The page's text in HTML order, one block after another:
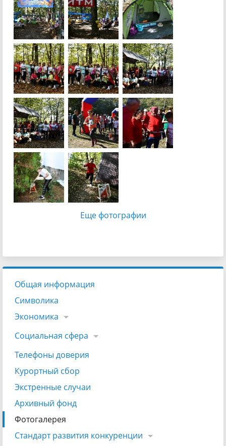
Еще фотографии
Общая информация
Символика
Экономика
Социальная сфера
Телефоны доверия
Курортный сбор
Экстренные случаи
Архивный фонд
Фотогалерея
Стандарт развития конкуренции